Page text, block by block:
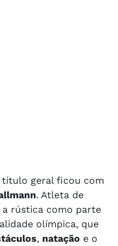
título geral ficou com
. Atleta de
rústica como parte
olímpica, que
, natação e o